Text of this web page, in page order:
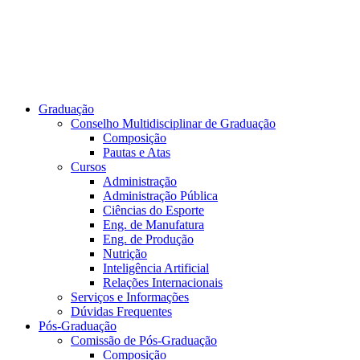
Graduação
Conselho Multidisciplinar de Graduação
Composição
Pautas e Atas
Cursos
Administração
Administração Pública
Ciências do Esporte
Eng. de Manufatura
Eng. de Produção
Nutrição
Inteligência Artificial
Relações Internacionais
Serviços e Informações
Dúvidas Frequentes
Pós-Graduação
Comissão de Pós-Graduação
Composição